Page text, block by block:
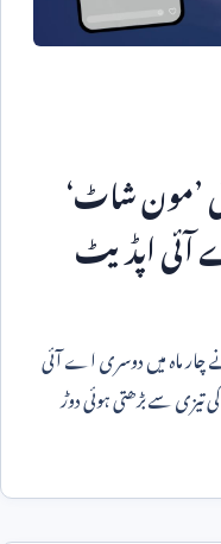
’مون شاٹ‘
آئی اپڈیٹ
چار ماہ میں دوسری اے آئی
سے بڑھتی ہوئی دوڑ